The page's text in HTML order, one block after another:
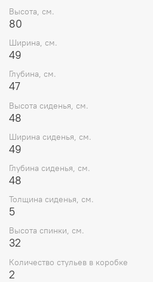
Высота, см.
80
Ширина, см.
49
Глубина, см.
47
Высота сиденья, см.
48
Ширина сиденья, см.
49
Глубина сиденья, см.
48
Толщина сиденья, см.
5
Высота спинки, см.
32
Количество стульев в коробке
2